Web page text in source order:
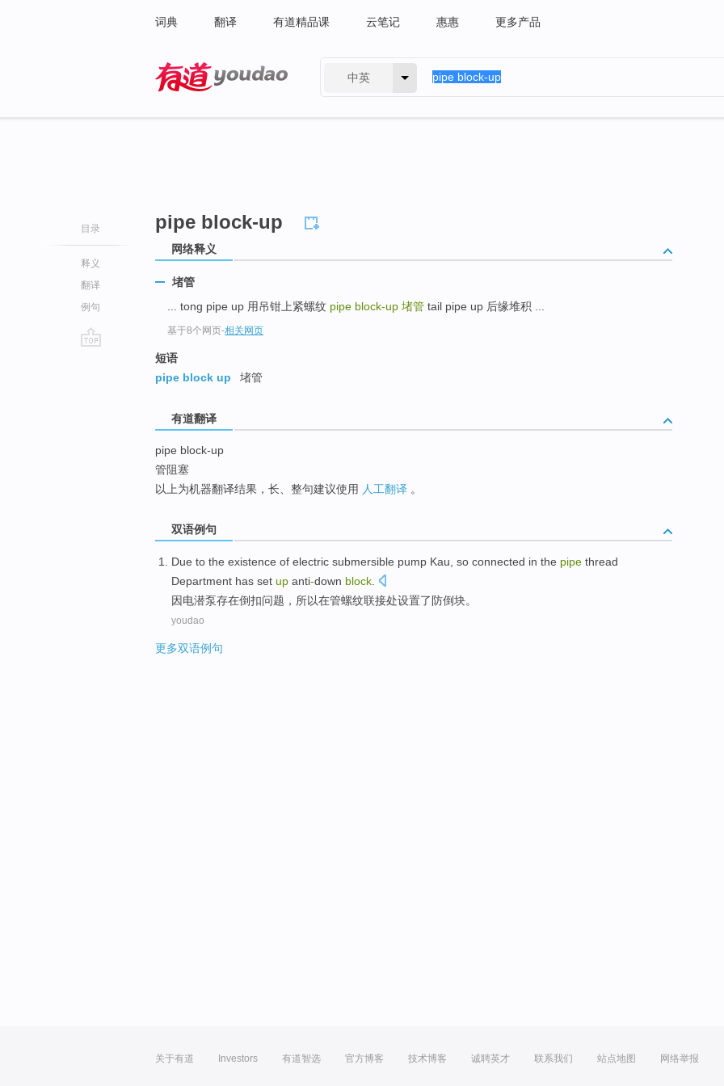
词典 翻译 有道精品课 云笔记 惠惠 更多产品
中英
目录
释义
翻译
例句
pipe block-up
网络释义
堵管
... tong pipe up 用吊钳上紧螺纹 pipe block-up 堵管 tail pipe up 后缘堆积 ...
基于8个网页-相关网页
短语
pipe block up
堵管
有道翻译
pipe block-up
管阻塞
以上为机器翻译结果，长、整句建议使用 人工翻译 。
双语例句
Due to the existence of electric submersible pump Kau, so connected in the pipe thread
Department has set up anti-down block
因电潜泵存在倒扣问题， 所以在管螺纹联接处设置了防倒块。
youdao
更多双语例句
关于有道 Investors 有道智选 官方博客 技术博客 诚聘英才 联系我们 站点地图 网络举报